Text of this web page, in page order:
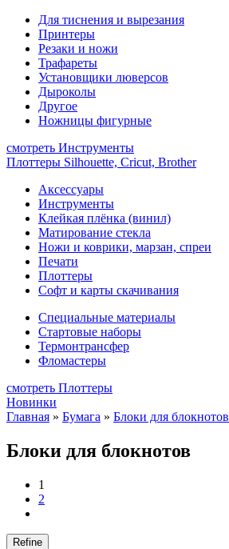
Для тиснения и вырезания
Принтеры
Резаки и ножи
Трафареты
Установщики люверсов
Дыроколы
Другое
Ножницы фигурные
смотреть Инструменты
Плоттеры Silhouette, Cricut, Brother
Аксессуары
Инструменты
Клейкая плёнка (винил)
Матирование стекла
Ножи и коврики, марзан, спреи
Печати
Плоттеры
Софт и карты скачивания
Специальные материалы
Стартовые наборы
Термонтрансфер
Фломастеры
смотреть Плоттеры
Новинки
Главная » Бумага » Блоки для блокнотов
Блоки для блокнотов
1
2
Refine